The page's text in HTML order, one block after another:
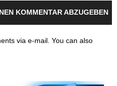
KOMMENTAR ABZUGEBEN
via e-mail. You can also